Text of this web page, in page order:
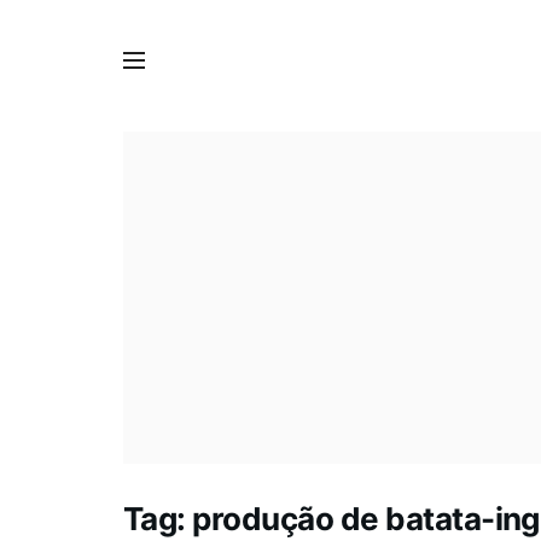
Tag: produção de batata-